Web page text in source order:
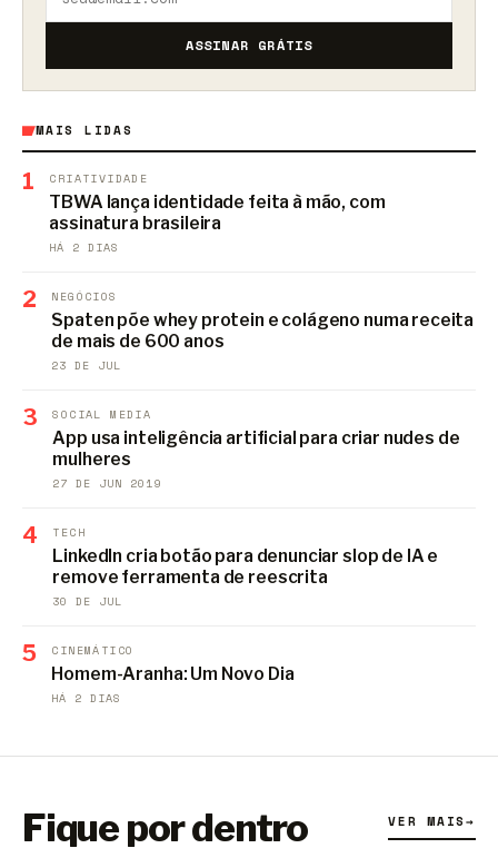
ASSINAR GRÁTIS
MAIS LIDAS
1 CRIATIVIDADE
TBWA lança identidade feita à mão, com
assinatura brasileira
HÁ 2 DIAS
2 NEGÓCIOS
Spaten põe whey protein e colágeno numa receita
de mais de 600 anos
23 DE JUL
3 SOCIAL MEDIA
App usa inteligência artificial para criar nudes de
mulheres
27 DE JUN 2019
4 TECH
LinkedIn cria botão para denunciar slop de IA e
remove ferramenta de reescrita
30 DE JUL
5 CINEMÁTICO
Homem-Aranha: Um Novo Dia
HÁ 2 DIAS
Fique por dentro VER MAIS→